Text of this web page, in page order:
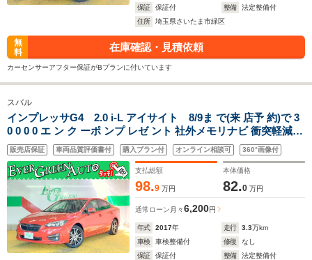
保証
保証付 整備
法定整備付
住所
埼玉県さいたま市緑区
無
料
在庫確認・見積依頼
カーセンサーアフター保証がBプランに付いています
スバル
インプレッサG4 2.0 i-L アイサイト 8/9ま で(来 店予 約)で 3
0 0 0 0 エ ン ク ーポ ンプ レゼ ント 社外メモリナビ 衝突軽減ブ
レーキ バックカメラ ETC SI-DRIVE 車線逸脱警報 パドルシフ
ト プッシュスタート アダプティブクルコン 横滑り防止
販売店保証 車両品質評価書付 購入プラン付 オンライン相談可 360°画像付
支払総額
98.9 万円
本体価格
82.0 万円
通常ローン 月々6,200円
年式 2017年 走行 3.3万km
車検
車検整備付 修復
なし
保証
保証付 整備
法定整備付